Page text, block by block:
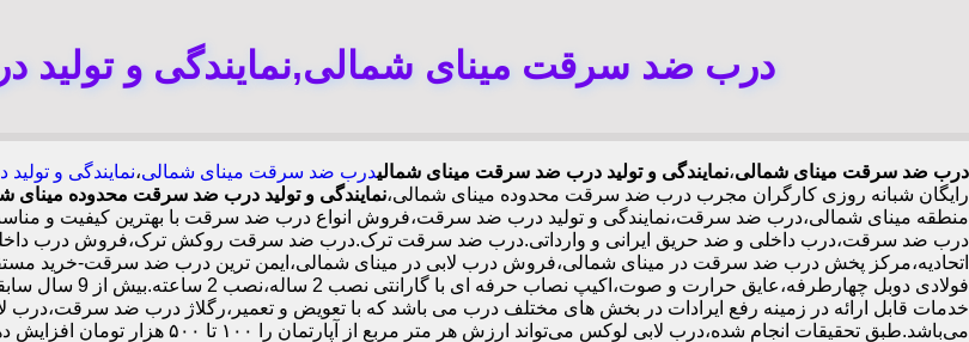
درب ضد سرقت مینای شمالی,نمایندگی و
درب ضد سرقت مینای شمالی،نمایندگی و تولید درب ضد سرقت مینای شمالیدرب ضد سرقت مینای شمالی،نمایندگی و
رایگان شبانه روزی کارگران مجرب درب ضد سرقت محدوده مینای شمالی،نمایندگی و تولید درب ضد سرقت محدوده مینای
منطقه مینای شمالی،درب ضد سرقت،نمایندگی و تولید درب ضد سرقت،فروش انواع درب ضد سرقت با بهترین کیفیت و
درب ضد سرقت،درب داخلی و ضد حریق ایرانی و وارداتی.درب ضد سرقت ترک.درب ضد سرقت روکش ترک،فروش درب داخلی
فولادی دوبل
خدمات قابل ارائه در زمینه رفع ایرادات در بخش های مختلف درب می باشد که با تعویض و تعمیر،رگلاژ درب ضد سرقت،درب
می‌باشد.طبق تحقیقات انجام شده،درب لابی لوکس می‌تواند ارزش هر متر مربع از آپارتمان را ۱۰۰ تا ۵۰۰ هزار تومان افزایش دهد،درب ضد سرقت چینی در مینای شمالی،